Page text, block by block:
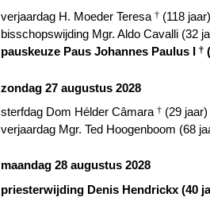
verjaardag H. Moeder Teresa † (118 jaar)
bisschopswijding Mgr. Aldo Cavalli (32
pauskeuze Paus Johannes Paulus I †
zondag 27 augustus 2028
sterfdag Dom Hélder Câmara † (29 jaar)
verjaardag Mgr. Ted Hoogenboom (68
maandag 28 augustus 2028
priesterwijding Denis Hendrickx (40